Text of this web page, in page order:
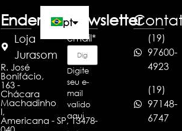
pt
en
es
Endereço
Loja
Jurasom
R. José
Bonifácio,
163 -
Chácara
Machadinho
I,
Americana - SP, 13478-
Newsletter
email*
Digite
seu e-
mail
valido
aqui
(19)
97600-
4923
(19)
97148-
6747